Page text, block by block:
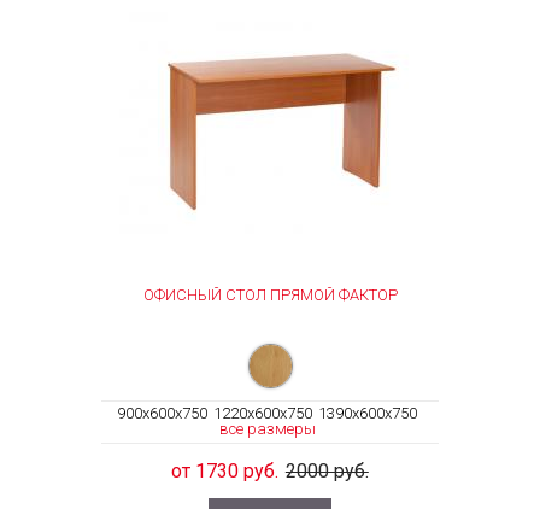
ОФИСНЫЙ СТОЛ ПРЯМОЙ ФАКТОР
900x600x750 1220x600x750 1390x600x750
все размеры
от 1730 руб. 2000 руб.